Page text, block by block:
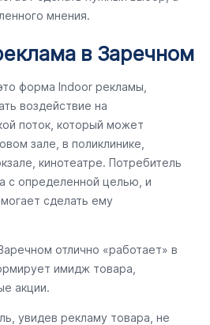
мнения.
в Заречном
форма Indoor рекламы,
воздействие на
поток, который может
зале, в поликлинике,
кинотеатре. Потребитель
с определенной целью, и
сделать ему
отлично «работает» в
имидж товара,
акции.
увидев рекламу товара, не